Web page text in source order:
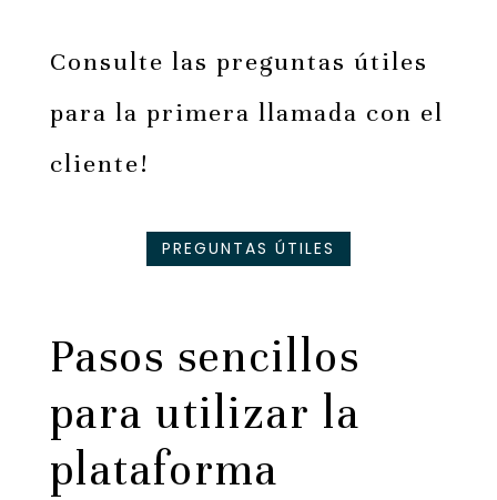
Consulte las preguntas útiles
para la primera llamada con el
cliente!
PREGUNTAS ÚTILES
Pasos sencillos
para utilizar la
plataforma